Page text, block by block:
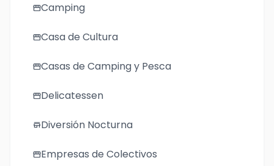
storefrontCamping
storefrontCasa de Cultura
storefrontCasas de Camping y Pesca
storefrontDelicatessen
storeDiversión Nocturna
storefrontEmpresas de Colectivos